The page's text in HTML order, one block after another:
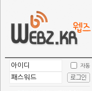
자동